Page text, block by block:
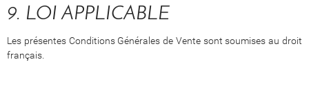
9. LOI APPLICABLE
Les présentes Conditions Générales de Vente sont soumises au droit
français.